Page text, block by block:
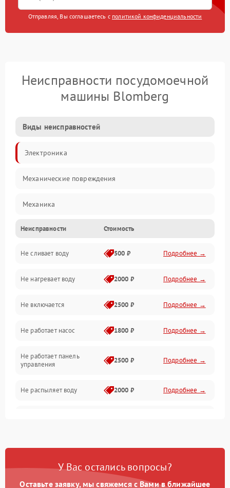
Отправляя, Вы соглашаетесь с политикой конфиденциальности
Неисправности посудомоечной
машины Blomberg
Виды неисправностей
Электроника
Механические повреждения
Механика
Управление
Электропитание
Датчики
Нагрев
Вода
Гигиена
Программное обеспечение
Неисправности Стоимость
Не сливает воду 500 ₽ Подробнее →
Не нагревает воду 2000 ₽ Подробнее →
Не включается 2500 ₽ Подробнее →
Не работает насос 1800 ₽ Подробнее →
Не работает панель
управления
2500 ₽ Подробнее →
Не распыляет воду 2000 ₽ Подробнее →
Проблемы с набором
Не работает сушилка 2100 ₽ Подробнее →
У Вас остались вопросы?
Оставьте заявку, мы свяжемся с Вами в ближайшее